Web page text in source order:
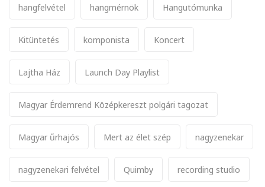
hangfelvétel hangmérnök Hangutómunka
Kitüntetés komponista Koncert
Lajtha Ház Launch Day Playlist
Magyar Érdemrend Középkereszt polgári tagozat
Magyar űrhajós Mert az élet szép nagyzenekar
nagyzenekari felvétel Quimby recording studio